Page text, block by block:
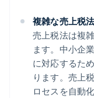
複雑な売上税
売上税法は複
ます。中小企
に対応するた
ります。売上
ロセスを自動